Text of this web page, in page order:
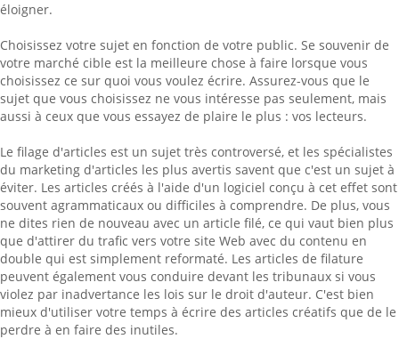
éloigner.
Choisissez votre sujet en fonction de votre public. Se souvenir de
votre marché cible est la meilleure chose à faire lorsque vous
choisissez ce sur quoi vous voulez écrire. Assurez-vous que le
sujet que vous choisissez ne vous intéresse pas seulement, mais
aussi à ceux que vous essayez de plaire le plus : vos lecteurs.
Le filage d'articles est un sujet très controversé, et les spécialistes
du marketing d'articles les plus avertis savent que c'est un sujet à
éviter. Les articles créés à l'aide d'un logiciel conçu à cet effet sont
souvent agrammaticaux ou difficiles à comprendre. De plus, vous
ne dites rien de nouveau avec un article filé, ce qui vaut bien plus
que d'attirer du trafic vers votre site Web avec du contenu en
double qui est simplement reformaté. Les articles de filature
peuvent également vous conduire devant les tribunaux si vous
violez par inadvertance les lois sur le droit d'auteur. C'est bien
mieux d'utiliser votre temps à écrire des articles créatifs que de le
perdre à en faire des inutiles.